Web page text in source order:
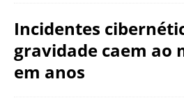
Incidentes
gravidade caem ao
em anos